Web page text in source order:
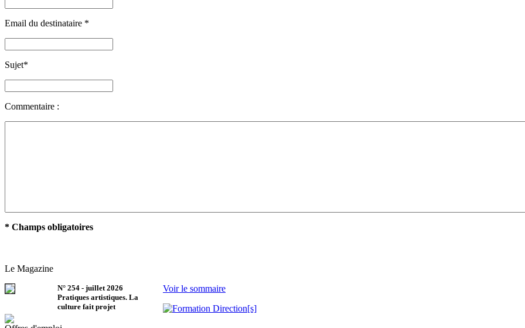
Email du destinataire *
Sujet*
Commentaire :
* Champs obligatoires
Le Magazine
N° 254 - juillet 2026
Pratiques artistiques. La
culture fait projet
Voir le sommaire